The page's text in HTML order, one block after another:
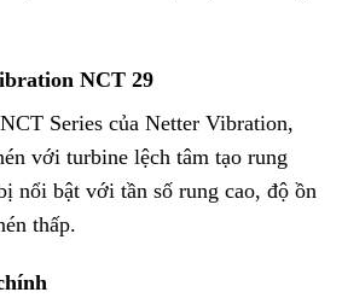
NCT 29
Series của Netter Vibration,
với turbine lệch tâm tạo rung
nổi bật với tần số rung cao, độ ồn
thấp.